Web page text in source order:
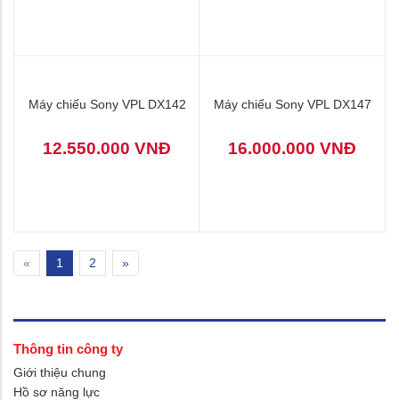
Máy chiếu Sony VPL-FW60
75.000.000 VNĐ
Máy chiếu Sony VPL-SW636C
60.000.000 VNĐ
Máy chiếu Sony VPL DX142
12.550.000 VNĐ 16.000.000 VNĐ